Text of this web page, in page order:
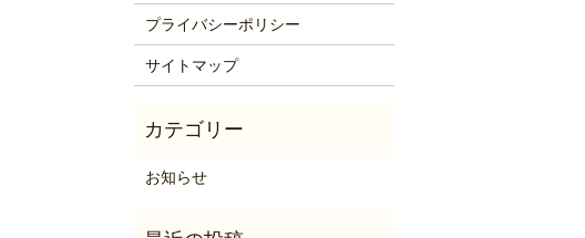
プライバシーポリシー
サイトマップ
お知らせ